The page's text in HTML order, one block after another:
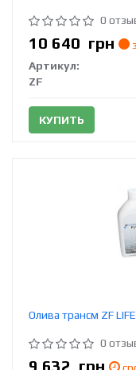
0
10 640 грн
Артикул:
ZF
КУПИТЬ
Олива трансм ZF
0
9 632 грн